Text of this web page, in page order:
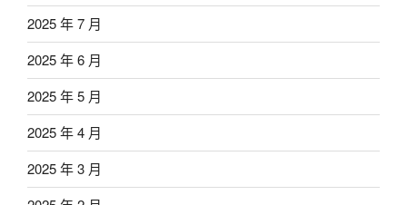
2025 年 7 月
2025 年 6 月
2025 年 5 月
2025 年 4 月
2025 年 3 月